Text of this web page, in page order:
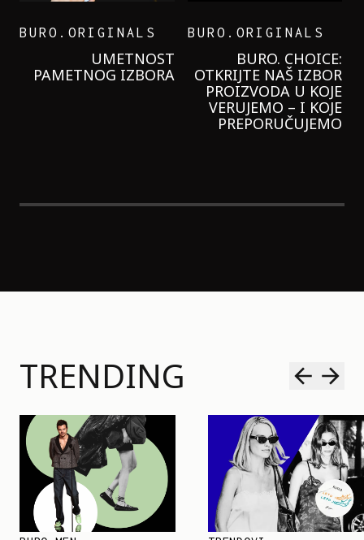
GARNIER KREMU I
NIKADA NIŠTA
LAGANIJE NISAM
KORISTILA
TRENDING